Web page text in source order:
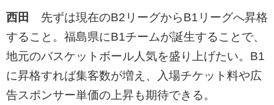
西田
先ずは現在のB2リーグからB1リーグへ昇格
すること。福島県にB1チームが誕生することで、
地元のバスケットボール人気を盛り上げたい。B1
に昇格すれば集客数が増え、入場チケット料や広
告スポンサー単価の上昇も期待できる。